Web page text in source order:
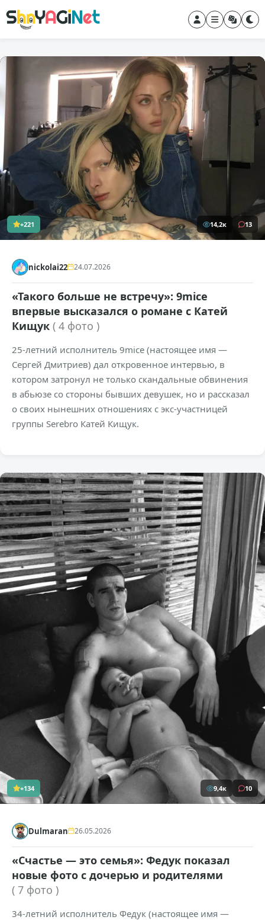
+221 14,2к 13
nickolai22 24.07.2026
«Такого больше не встречу»: 9mice
впервые высказался о романе с Катей
Кищук ( 4 фото )
25-летний исполнитель 9mice (настоящее имя —
Сергей Дмитриев) дал откровенное интервью, в
котором затронул не только скандальные обвинения
в абьюзе со стороны бывших девушек, но и рассказал
о своих нынешних отношениях с экс-участницей
группы Serebro Катей Кищук.
+134 9,4к 10
Dulmaran 26.05.2026
«Счастье — это семья»: Федук показал
новые фото с дочерью и родителями
( 7 фото )
34-летний исполнитель Федук (настоящее имя —